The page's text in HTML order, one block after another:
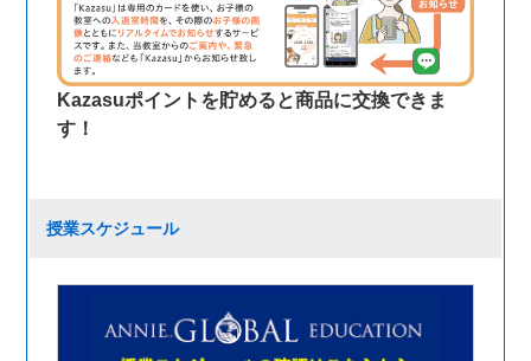
Kazasuポイントを貯めると商品に交換できま
す！
授業スケジュール